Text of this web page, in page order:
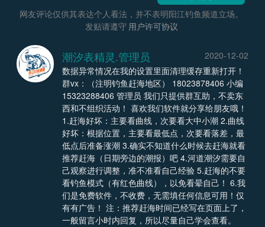
网友评论仅供其表达个人看法，并不表明阳江钓鱼频道立场。
发贴请遵守 用户许可协议
潮汐表精灵.管理员
2020-12-02
数据异常情况在我的设置里面清理缓存重新打开！
群vx：（注明钓鱼赶海地区） 18023878406 小编
15323288406 管理员 我们只提供群互助，不卖东
西和不组织活动！ 喜欢我们软件就分享给朋友哦！
1.赶海好坏：主要看曲线，次要看大中小潮 2.曲线
好坏：根据位置，主要看最低点，次要看落差，最
低点后准备涨潮 3.确实不知道什么时候去赶海就看
推荐赶海（日期旁边的潮报）吧 4.河道潮汐需要自
己观察进行调整，准不准看自己经验 5.赶海的不要
看钓鱼模式（有红色曲线），以免看晕自己！ 6.我
们是免费软件，不收费，无需填任何信息可用！仅
有有广告！ 注：推荐赶海时间已经写在页面上了，
一般留言小时内回复，所以尽量自己学会查看。